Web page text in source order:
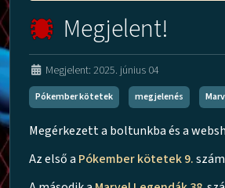
Megjelent!
Megjelent: 2025. június 04
Pókember kötetek megjelenés
Megérkezett a boltunkba és a
Az első a Pókember kötetek 9.